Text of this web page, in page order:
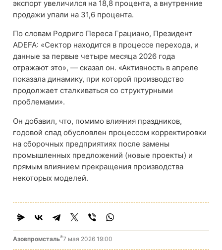
экспорт увеличился на 18,8 процента, а внутренние
продажи упали на 31,6 процента.
По словам Родриго Переса Грациано, Президент
ADEFA: «Сектор находится в процессе перехода, и
данные за первые четыре месяца 2026 года
отражают это», — сказал он. «Активность в апреле
показала динамику, при которой производство
продолжает сталкиваться со структурными
проблемами».
Он добавил, что, помимо влияния праздников,
годовой спад обусловлен процессом корректировки
на сборочных предприятиях после замены
промышленных предложений (новые проекты) и
прямым влиянием прекращения производства
некоторых моделей.
Азовпромсталь®7 мая 2026 19:00